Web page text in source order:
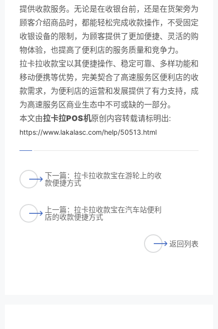
提供收款服务。无论是在收银台前，还是在货架旁为
顾客介绍商品时，都能轻松完成收款操作，不受固定
收银设备的限制，为顾客提供了更加便捷、灵活的购
物体验，也提高了便利店的服务质量和竞争力。
拉卡拉收款宝以其便捷操作、稳定可靠、多样功能和
移动便携等优势，完美契合了高速服务区便利店的收
款需求，为便利店的运营和发展提供了有力支持，成
为高速服务区商业生态中不可或缺的一部分。
本文由拉卡拉POS机原创内容转载请标明出:
https://www.lakalasc.com/help/50513.html
下一篇：拉卡拉收款宝在游轮上的收
款便捷方式
上一篇：拉卡拉收款宝在汽车站便利
店的收款便捷方式
返回列表